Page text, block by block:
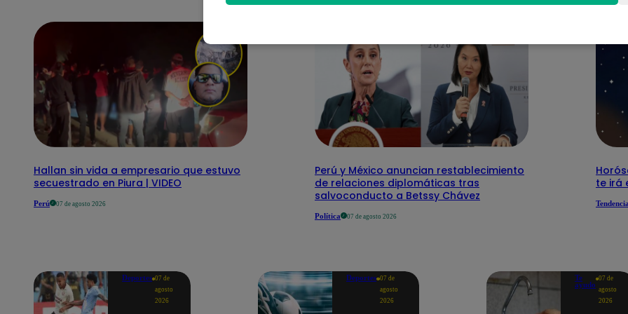
Hallan sin vida a empresario que estuvo
secuestrado en Piura | VIDEO
Perú 07 de agosto 2026
Perú y México anuncian restablecimiento
de relaciones diplomáticas tras
salvoconducto a Betssy Chávez
Política 07 de agosto 2026
te irá
Deportes 07 de
agosto
2026
Deportes 07 de
agosto
2026
Te
ayudo
07 de
agosto
2026